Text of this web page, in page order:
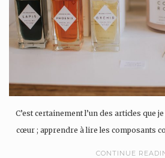
C’est certainement l’un des articles que
cœur ; apprendre à lire les composants
CONTINUE